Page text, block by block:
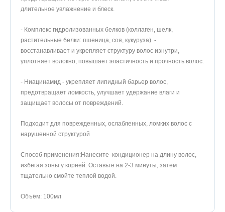
длительное увлажнение и блеск.
- Комплекс гидролизованных белков (коллаген, шелк,
растительные белки: пшеница, соя, кукуруза) -
восстанавливает и укрепляет структуру волос изнутри,
уплотняет волокно, повышает эластичность и прочность волос.
- Ниацинамид - укрепляет липидный барьер волос,
предотвращает ломкость, улучшает удержание влаги и
защищает волосы от повреждений.
Подходит для поврежденных, ослабленных, ломких волос с
нарушенной структурой
Способ применения:Нанесите кондиционер на длину волос,
избегая зоны у корней. Оставьте на 2-3 минуты, затем
тщательно смойте теплой водой.
Объём: 100мл